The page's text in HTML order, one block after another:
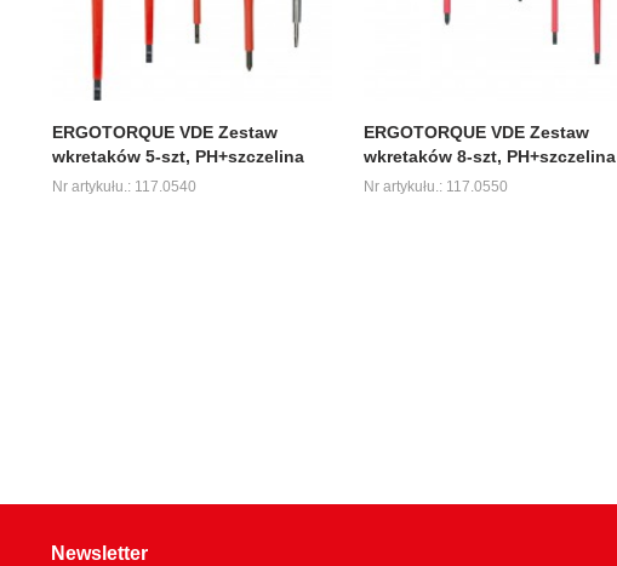
ERGOTORQUE VDE Zestaw
wkretaków 5-szt, PH+szczelina
Nr artykułu.: 117.0540
ERGOTORQUE VDE Zestaw
wkretaków 8-szt, PH+szczelina
Nr artykułu.: 117.0550
Newsletter